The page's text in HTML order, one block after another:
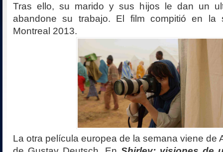
Tras ello, su marido y sus hijos le dan un
abandone su trabajo. El film compitió en la
Montreal 2013.
La otra película europea de la semana viene de